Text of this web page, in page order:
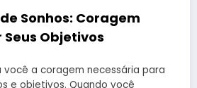
Sonhos: Coragem
Objetivos
a coragem necessária para
e objetivos. Quando você